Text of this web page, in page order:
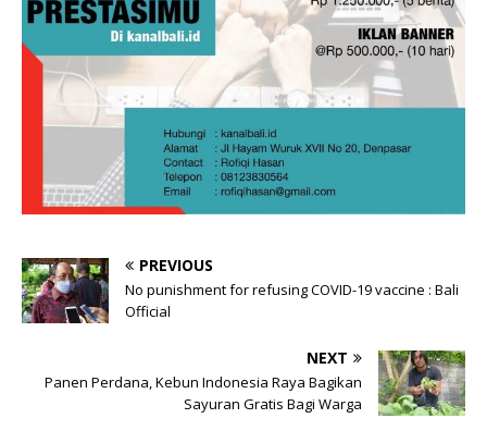
PREVIOUS
No punishment for refusing COVID-19 vaccine : Bali
Official
NEXT
Panen Perdana, Kebun Indonesia Raya Bagikan
Sayuran Gratis Bagi Warga